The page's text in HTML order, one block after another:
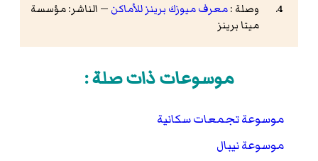
وصلة :معرف ميوزك برينز للأماكن — الناشر: مؤسسة
ميتا برينز
موسوعات ذات صلة :
موسوعة تجمعات سكانية
موسوعة نيبال